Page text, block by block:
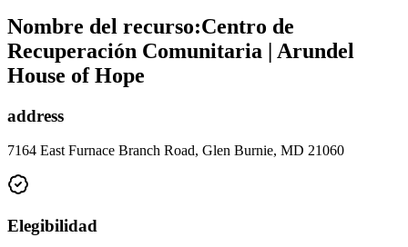
Nombre del recurso:Centro de
Recuperación Comunitaria | Arundel
House of Hope
address
7164 East Furnace Branch Road, Glen Burnie, MD 21060
Elegibilidad